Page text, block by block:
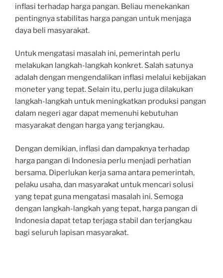
inflasi terhadap harga pangan. Beliau menekankan
pentingnya stabilitas harga pangan untuk menjaga
daya beli masyarakat.
Untuk mengatasi masalah ini, pemerintah perlu
melakukan langkah-langkah konkret. Salah satunya
adalah dengan mengendalikan inflasi melalui kebijakan
moneter yang tepat. Selain itu, perlu juga dilakukan
langkah-langkah untuk meningkatkan produksi pangan
dalam negeri agar dapat memenuhi kebutuhan
masyarakat dengan harga yang terjangkau.
Dengan demikian, inflasi dan dampaknya terhadap
harga pangan di Indonesia perlu menjadi perhatian
bersama. Diperlukan kerja sama antara pemerintah,
pelaku usaha, dan masyarakat untuk mencari solusi
yang tepat guna mengatasi masalah ini. Semoga
dengan langkah-langkah yang tepat, harga pangan di
Indonesia dapat tetap terjaga stabil dan terjangkau
bagi seluruh lapisan masyarakat.